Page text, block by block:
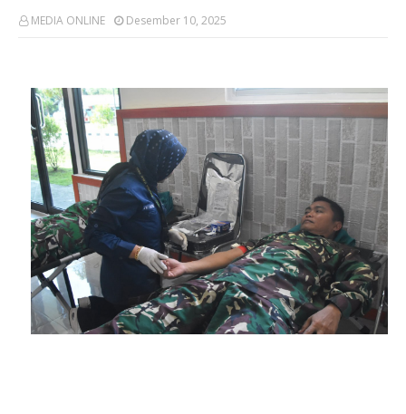
MEDIA ONLINE Desember 10, 2025